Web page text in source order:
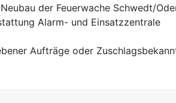
der Feuerwache Schwedt/
Alarm- und Einsatzzentrale
Aufträge oder